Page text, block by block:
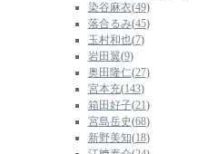
染谷麻衣(49)
落合るみ(45)
玉村和也(7)
岩田翼(9)
奥田隆仁(27)
宮本充(143)
箱田好子(21)
宮島岳史(68)
新野美知(18)